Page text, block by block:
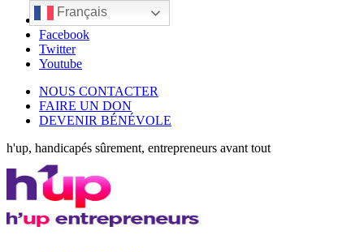
LinkedIn
Facebook
Twitter
Youtube
NOUS CONTACTER
FAIRE UN DON
DEVENIR BÉNÉVOLE
h'up, handicapés sûrement, entrepreneurs avant tout
Français